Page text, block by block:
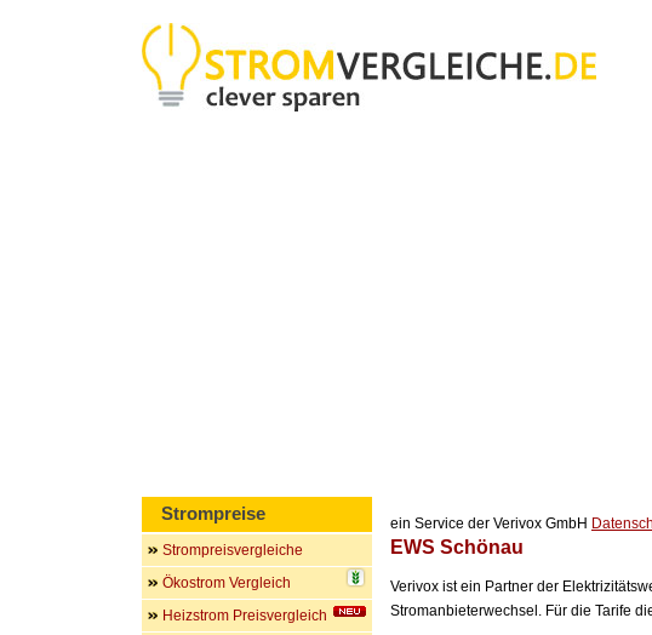
ein Service der Verivox GmbH
EWS Schönau
Verivox ist ein Partner der
Stromanbieterwechsel. Für die Tarife
Strompreise
Strompreisvergleiche
Ökostrom Vergleich
Heizstrom Preisvergleich